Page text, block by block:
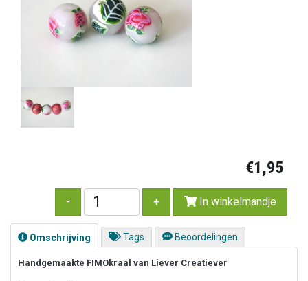
€1,95
In winkelmandje
Omschrijving Tags Beoordelingen
Handgemaakte FIMOkraal van Liever Creatiever